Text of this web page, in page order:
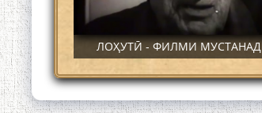
ЛОҲУТӢ - ФИЛМИ МУСТАНАД